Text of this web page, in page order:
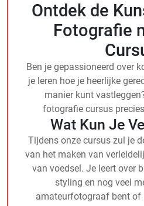
Ontdek de
Fotografie
Ben je gepassioneerd over
je leren hoe je heerlijke
manier kunt
fotografie cursus
Wat Kun Je
Tijdens onze cursus zul je
van het maken van
van voedsel. Je leert over
styling en nog veel
amateurfotograaf bent of